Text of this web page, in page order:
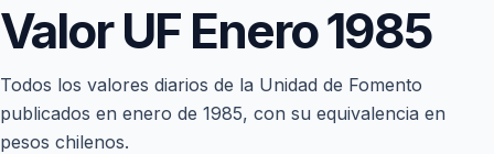
Valor UF Enero 1985
Todos los valores diarios de la Unidad de Fomento
publicados en enero de 1985, con su equivalencia en
pesos chilenos.